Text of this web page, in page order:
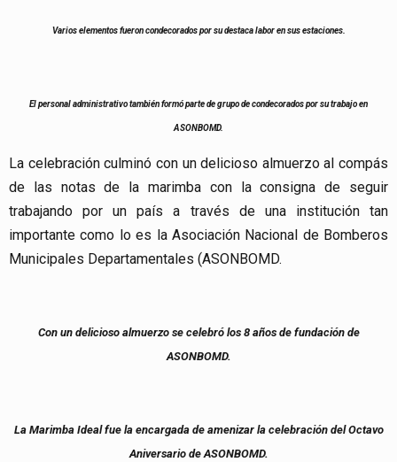
Varios elementos fueron condecorados por su destaca labor en sus estaciones.
El personal administrativo también formó parte de grupo de condecorados por su trabajo en
ASONBOMD.
La celebración culminó con un delicioso almuerzo al compás
de las notas de la marimba con la consigna de seguir
trabajando por un país a través de una institución tan
importante como lo es la Asociación Nacional de Bomberos
Municipales Departamentales (ASONBOMD.
Con un delicioso almuerzo se celebró los 8 años de fundación de
ASONBOMD.
La Marimba Ideal fue la encargada de amenizar la celebración del Octavo
Aniversario de ASONBOMD.